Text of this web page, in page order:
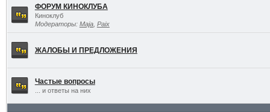
ФОРУМ КИНОКЛУБА
Киноклуб
Модераторы: Maja, Paix
ЖАЛОБЫ И ПРЕДЛОЖЕНИЯ
Частые вопросы
... и ответы на них